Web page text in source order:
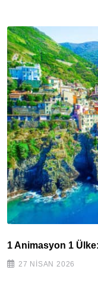
1 Animasyon 1
27 NISAN 2026